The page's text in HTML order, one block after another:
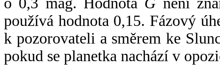
používá hodnota 0,15. Fázový
k pozorovateli a směrem ke
pokud se planetka nachází v